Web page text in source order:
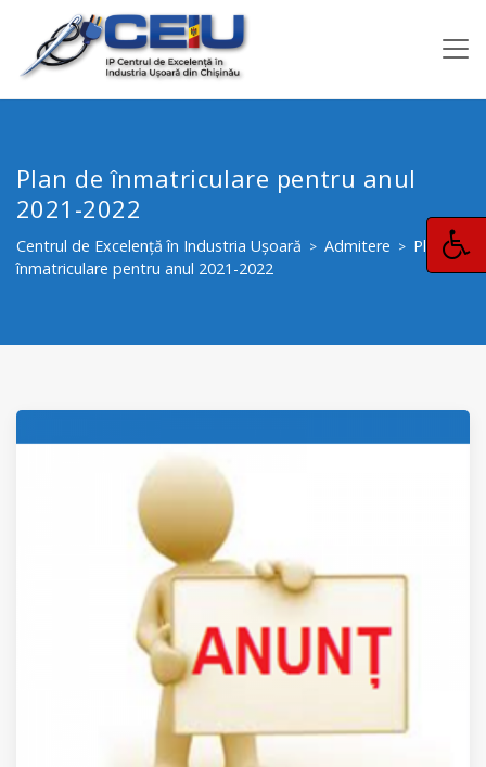
Plan de înmatriculare pentru anul
2021-2022
Centrul de Excelență în Industria Ușoară > Admitere > Plan de
înmatriculare pentru anul 2021-2022